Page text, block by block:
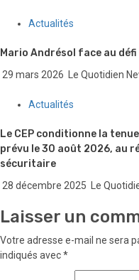
Actualités
Mario Andrésol face au
29 mars 2026 Le Quotidien
Actualités
Le CEP conditionne la
prévu le 30 août 2026, au
sécuritaire
28 décembre 2025 Le
Laisser un
Votre adresse e-mail ne sera
indiqués avec*